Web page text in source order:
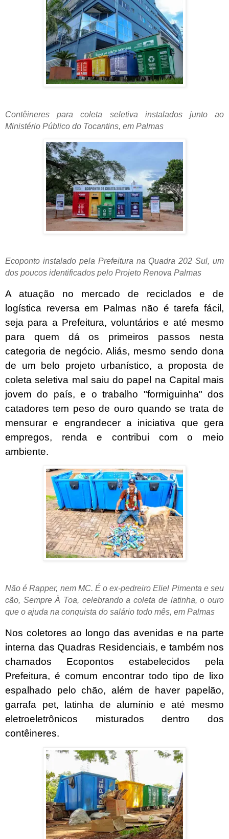
Contêineres para coleta seletiva instalados junto ao
Ministério Público do Tocantins, em Palmas
Ecoponto instalado pela Prefeitura na Quadra 202 Sul, um
dos poucos identificados pelo Projeto Renova Palmas
A atuação no mercado de reciclados e de
logística reversa em Palmas não é tarefa fácil,
seja para a Prefeitura, voluntários e até mesmo
para quem dá os primeiros passos nesta
categoria de negócio. Aliás, mesmo sendo dona
de um belo projeto urbanístico, a proposta de
coleta seletiva mal saiu do papel na Capital mais
jovem do país, e o trabalho "formiguinha" dos
catadores tem peso de ouro quando se trata de
mensurar e engrandecer a iniciativa que gera
empregos, renda e contribui com o meio
ambiente.
Não é Rapper, nem MC. É o ex-pedreiro Eliel Pimenta e seu
cão, Sempre À Toa, celebrando a coleta de latinha, o ouro
que o ajuda na conquista do salário todo mês, em Palmas
Nos coletores ao longo das avenidas e na parte
interna das Quadras Residenciais, e também nos
chamados Ecopontos estabelecidos pela
Prefeitura, é comum encontrar todo tipo de lixo
espalhado pelo chão, além de haver papelão,
garrafa pet, latinha de alumínio e até mesmo
eletroeletrônicos misturados dentro dos
contêineres.